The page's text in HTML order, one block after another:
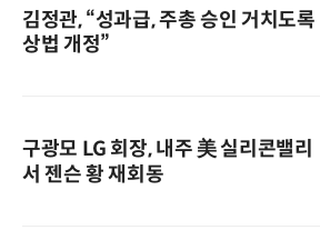
김정관, “성과급, 주총 승인 거치도록
상법 개정”
구광모 LG 회장, 내주 美 실리콘밸리
서 젠슨 황 재회동